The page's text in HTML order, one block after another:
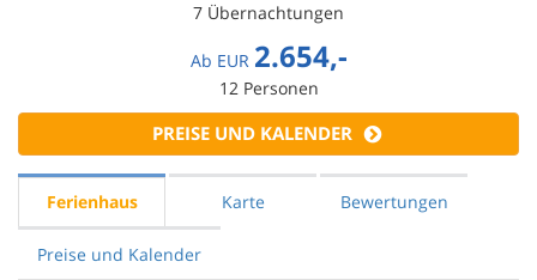
7 Übernachtungen
Ab EUR 2.654,-
12 Personen
PREISE UND KALENDER
Ferienhaus Karte Bewertungen
Preise und Kalender